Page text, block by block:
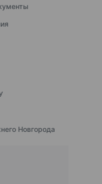
Новгорода